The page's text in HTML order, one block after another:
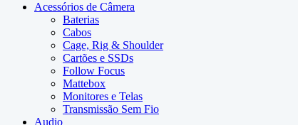
Acessórios de Câmera
Baterias
Cabos
Cage, Rig & Shoulder
Cartões e SSDs
Follow Focus
Mattebox
Monitores e Telas
Transmissão Sem Fio
Audio